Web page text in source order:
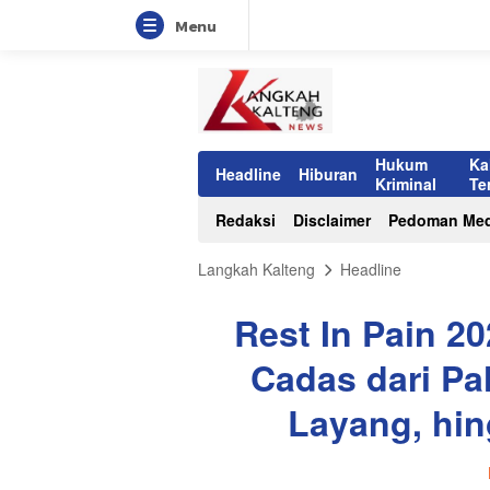
Menu
Headline Hiburan
Hukum
Kriminal
Redaksi
Disclaimer Pedoman
Langkah Kalteng Headline
Rest In Pain
Cadas dari
Layang,